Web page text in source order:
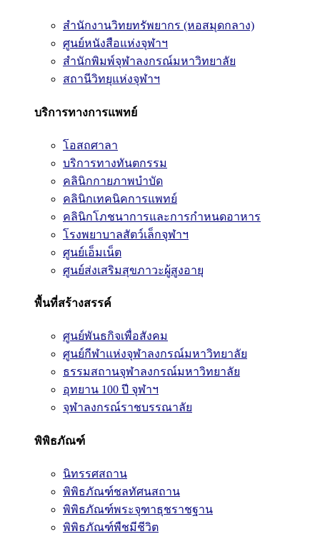
สำนักงานวิทยทรัพยากร (หอสมุดกลาง)
ศูนย์หนังสือแห่งจุฬาฯ
สำนักพิมพ์จุฬาลงกรณ์มหาวิทยาลัย
สถานีวิทยุแห่งจุฬาฯ
บริการทางการแพทย์
โอสถศาลา
บริการทางทันตกรรม
คลินิกกายภาพบำบัด
คลินิกเทคนิคการแพทย์
คลินิกโภชนาการและการกำหนดอาหาร
โรงพยาบาลสัตว์เล็กจุฬาฯ
ศูนย์เอ็มเน็ต
ศูนย์ส่งเสริมสุขภาวะผู้สูงอายุ
พื้นที่สร้างสรรค์
ศูนย์พันธกิจเพื่อสังคม
ศูนย์กีฬาแห่งจุฬาลงกรณ์มหาวิทยาลัย
ธรรมสถานจุฬาลงกรณ์มหาวิทยาลัย
อุทยาน 100 ปี จุฬาฯ
จุฬาลงกรณ์ราชบรรณาลัย
พิพิธภัณฑ์
นิทรรศสถาน
พิพิธภัณฑ์ชลทัศนสถาน
พิพิธภัณฑ์พระจุฑาธุชราชฐาน
พิพิธภัณฑ์พืชมีชีวิต